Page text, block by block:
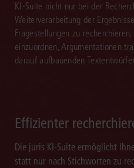
KI-Suite nicht nur bei der
Weiterverarbeitung der
Fragestellungen zu
einzuordnen, Argumentationen
darauf aufbauenden
Effizienter
Die juris KI-Suite ermöglicht
statt nur nach Stichworten zu